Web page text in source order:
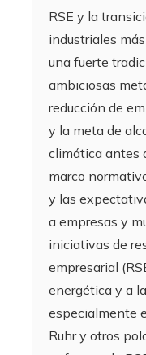
RSE y la
industriales
una fuerte
ambiciosas
reducción de
y la meta de
climática antes
marco
y las
a empresas y
iniciativas de
empresarial
energética y a
especialmente
Ruhr y otros